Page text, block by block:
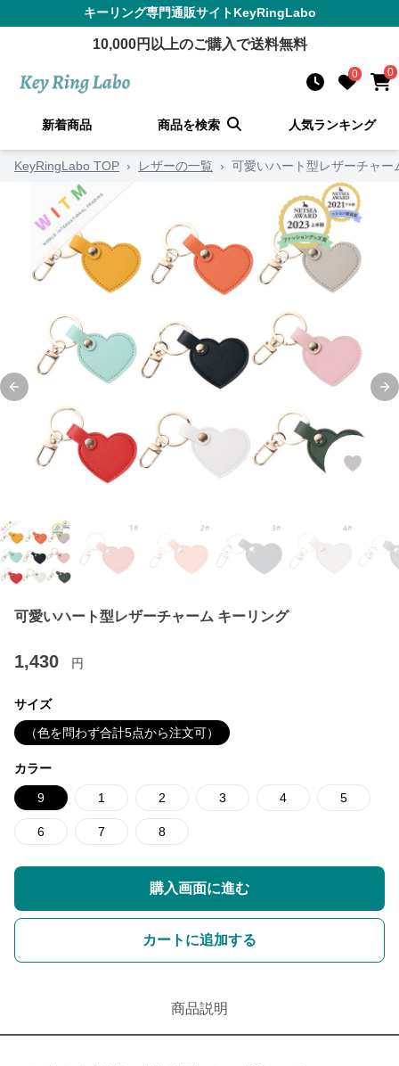
キーリング専門通販サイトKeyRingLabo
10,000円以上のご購入で送料無料
0 0
新着商品 商品を検索 人気ランキング
KeyRingLabo TOP › レザーの一覧 › 可愛いハート型レザーチャー
Previous slide
可愛いハート型レザーチャーム キーリング
1,430 円
サイズ
（色を問わず合計5点から注文可）
カラー
9 1 2 3 4 5
6 7 8
購入画面に進む
カートに追加する
商品説明